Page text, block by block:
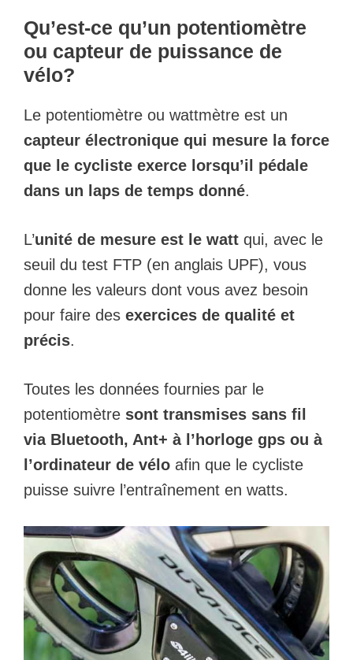
Qu’est-ce qu’un potentiomètre
ou capteur de puissance de
vélo?
Le potentiomètre ou wattmètre est un
capteur électronique qui mesure la force
que le cycliste exerce lorsqu’il pédale
dans un laps de temps donné.
L’unité de mesure est le watt qui, avec le
seuil du test FTP (en anglais UPF), vous
donne les valeurs dont vous avez besoin
pour faire des exercices de qualité et
précis.
Toutes les données fournies par le
potentiomètre sont transmises sans fil
via Bluetooth, Ant+ à l’horloge gps ou à
l’ordinateur de vélo afin que le cycliste
puisse suivre l’entraînement en watts.